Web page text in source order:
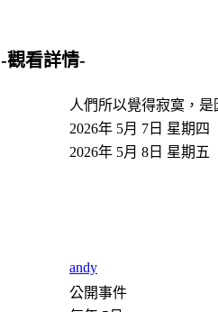
-觀看詳情-
人們所以覺得寂寞，
2026年 5月 7日 星期
2026年 5月 8日 星期五
andy
公開事件